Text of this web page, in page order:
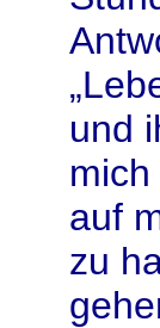
und
auf
zu